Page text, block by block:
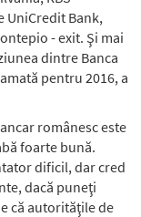
UniCredit Bank,
- exit. Şi mai
dintre Banca
pentru 2016, a
românesc este
foarte bună.
dificil, dar cred
dacă puneţi
că autorităţile de